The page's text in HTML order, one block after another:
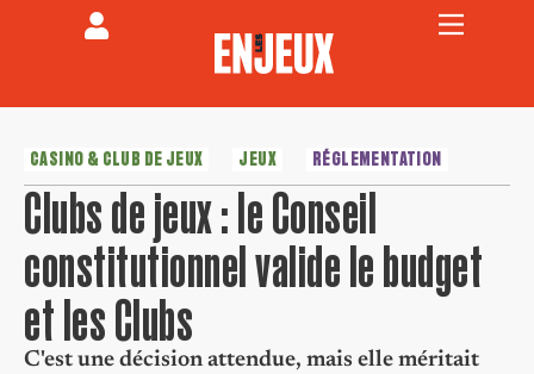
CASINO & CLUB DE JEUX JEUX RÉGLEMENTATION
Clubs de jeux : le Conseil
constitutionnel valide le budget
et les Clubs
C'est une décision attendue, mais elle méritait